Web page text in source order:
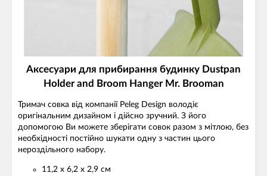
Аксесуари для прибирання будинку Dustpan
Holder and Broom Hanger Mr. Brooman
Тримач совка від компанії Peleg Design володіє
оригінальним дизайном і дійсно зручний. З його
допомогою Ви можете зберігати совок разом з мітлою, без
необхідності постійно шукати одну з частин цього
нероздільного набору.
11,2 х 6,2 х 2,9 см